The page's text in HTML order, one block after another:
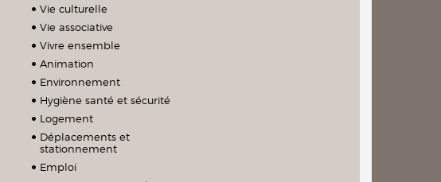
Vie culturelle
Vie associative
Vivre ensemble
Animation
Environnement
Hygiène santé et sécurité
Logement
Déplacements et
stationnement
Emploi